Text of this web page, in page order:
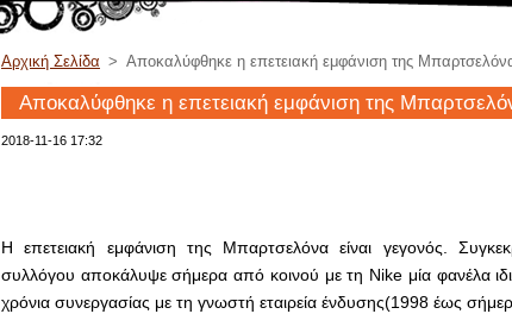
Αρχική Σελίδα > Αποκαλύφθηκε η επετειακή εμφάνιση της
Αποκαλύφθηκε η επετειακή εμφάνιση της
2018-11-16 17:32
Η επετειακή εμφάνιση της Μπαρτσελόνα είναι γεγονός.
συλλόγου αποκάλυψε σήμερα από κοινού με τη Nike μία φανέλα
χρόνια συνεργασίας με τη γνωστή εταιρεία ένδυσης(1998 έως